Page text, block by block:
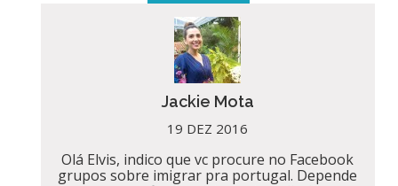
Jackie Mota
19 DEZ 2016
Olá Elvis, indico que vc procure no Facebook
grupos sobre imigrar pra portugal. Depende